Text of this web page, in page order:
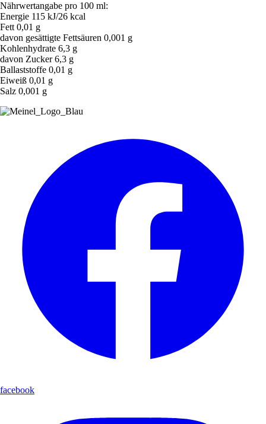
Nährwertangabe pro 100 ml:
Energie 115 kJ/26 kcal
Fett 0,01 g
davon gesättigte Fettsäuren 0,001 g
Kohlenhydrate 6,3 g
davon Zucker 6,3 g
Ballaststoffe 0,01 g
Eiweiß 0,01 g
Salz 0,001 g
facebook